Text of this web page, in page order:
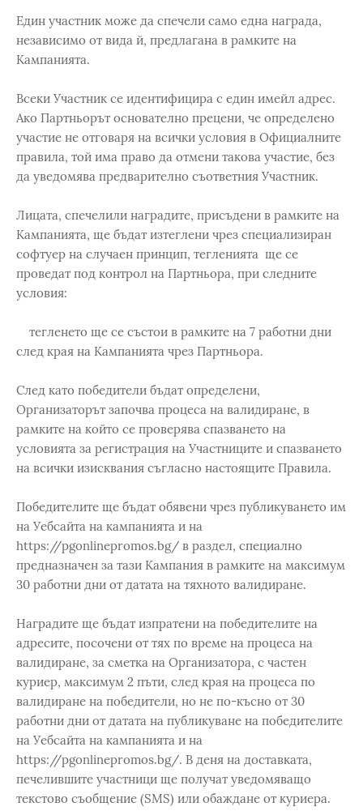
Един участник може да спечели само една награда,
независимо от вида й, предлагана в рамките на
Кампанията.
Всеки Участник се идентифицира с един имейл адрес.
Ако Партньорът основателно прецени, че определено
участие не отговаря на всички условия в Официалните
правила, той има право да отмени такова участие, без
да уведомява предварително съответния Участник.
Лицата, спечелили наградите, присъдени в рамките на
Кампанията, ще бъдат изтеглени чрез специализиран
софтуер на случаен принцип, тегленията ще се
проведат под контрол на Партньора, при следните
условия:
тегленето ще се състои в рамките на 7 работни дни
след края на Кампанията чрез Партньора.
След като победители бъдат определени,
Организаторът започва процеса на валидиране, в
рамките на който се проверява спазването на
условията за регистрация на Участниците и спазването
на всички изисквания съгласно настоящите Правила.
Победителите ще бъдат обявени чрез публикуването им
на Уебсайта на кампанията и на
https://pgonlinepromos.bg/ в раздел, специално
предназначен за тази Кампания в рамките на максимум
30 работни дни от датата на тяхното валидиране.
Наградите ще бъдат изпратени на победителите на
адресите, посочени от тях по време на процеса на
валидиране, за сметка на Организатора, с частен
куриер, максимум 2 пъти, след края на процеса по
валидиране на победители, но не по-късно от 30
работни дни от датата на публикуване на победителите
на Уебсайта на кампанията и на
https://pgonlinepromos.bg/. В деня на доставката,
печелившите участници ще получат уведомяващо
текстово съобщение (SMS) или обаждане от куриера.